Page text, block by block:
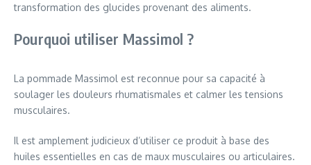
transformation des glucides provenant des aliments.
Pourquoi utiliser Massimol ?
La pommade Massimol est reconnue pour sa capacité à
soulager les douleurs rhumatismales et calmer les tensions
musculaires.
Il est amplement judicieux d’utiliser ce produit à base des
huiles essentielles en cas de maux musculaires ou articulaires.